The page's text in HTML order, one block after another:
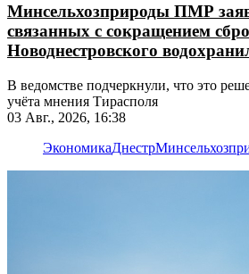
Минсельхозприроды ПМР
связанных с сокращением
Новоднестровского
В ведомстве подчеркнули, что это
учёта мнения Тирасполя
03 Авг., 2026, 16:38
ЭкономикаДнестр